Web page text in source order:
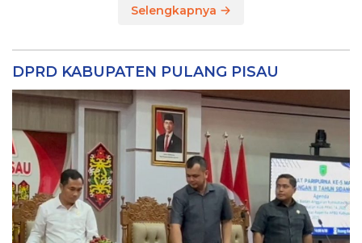
Selengkapnya
DPRD KABUPATEN PULANG PISAU